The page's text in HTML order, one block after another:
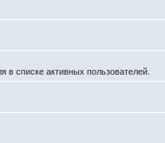
в списке активных пользователей.